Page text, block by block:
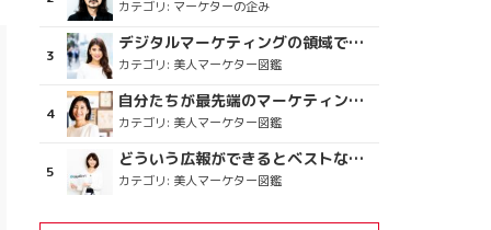
カテゴリ: マーケターの企み
デジタルマーケティングの領域で、海外というステージに
カテゴリ: 美人マーケター図鑑
自分たちが最先端のマーケティングを目指す
カテゴリ: 美人マーケター図鑑
どういう広報ができるとベストなのか
カテゴリ: 美人マーケター図鑑